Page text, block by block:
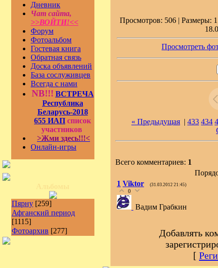
Дневник
Чат сайта,
>>ВОЙТИ!<<
Форум
Фотоальбом
Гостевая книга
Обратная связь
Доска объявлений
База сослуживцев
Всегда с нами
NB!!! ВСТРЕЧА
Республика
Беларусь-2018
655 ИАП список
участников
>Жми здесь!!!<
Онлайн-игры
Пярну [259]
Афганский период
[1115]
Фотоархив [277]
Просмотров: 506 | Размеры:
Просмотреть
« Предыдущая | 433 434
Всего комментариев: 1
1 Viktor (31.03.2012 21:45)
0
Вадим Грабкин
Добавлять
[